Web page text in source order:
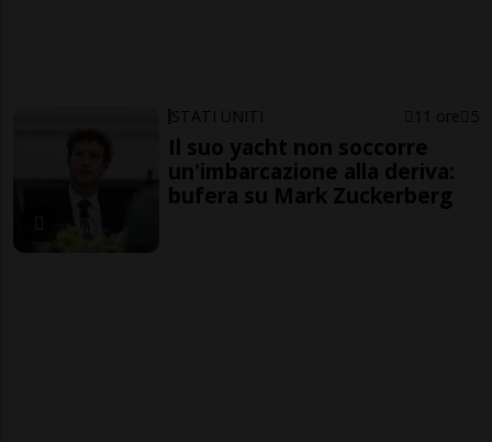
STATI UNITI 11 ore 5
Il suo yacht non soccorre
un'imbarcazione alla deriva:
bufera su Mark Zuckerberg